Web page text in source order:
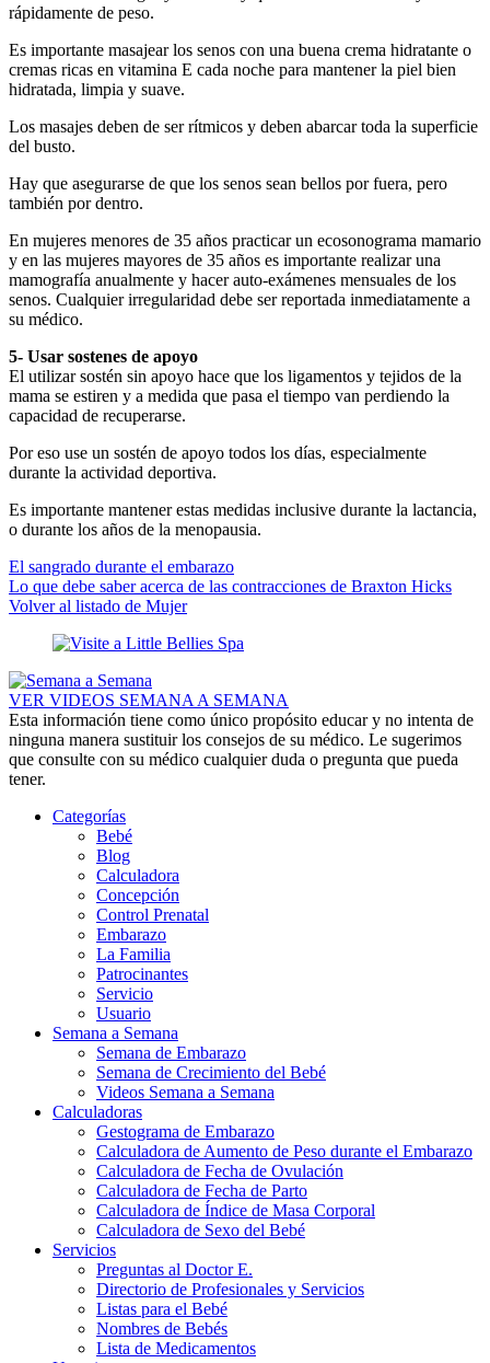
rápidamente de peso.
Es importante masajear los senos con una buena crema hidratante o
cremas ricas en vitamina E cada noche para mantener la piel bien
hidratada, limpia y suave.
Los masajes deben de ser rítmicos y deben abarcar toda la superficie
del busto.
Hay que asegurarse de que los senos sean bellos por fuera, pero
también por dentro.
En mujeres menores de 35 años practicar un ecosonograma mamario
y en las mujeres mayores de 35 años es importante realizar una
mamografía anualmente y hacer auto-exámenes mensuales de los
senos. Cualquier irregularidad debe ser reportada inmediatamente a
su médico.
5- Usar sostenes de apoyo
El utilizar sostén sin apoyo hace que los ligamentos y tejidos de la
mama se estiren y a medida que pasa el tiempo van perdiendo la
capacidad de recuperarse.
Por eso use un sostén de apoyo todos los días, especialmente
durante la actividad deportiva.
Es importante mantener estas medidas inclusive durante la lactancia,
o durante los años de la menopausia.
El sangrado durante el embarazo
Lo que debe saber acerca de las contracciones de Braxton Hicks
Volver al listado de Mujer
VER VIDEOS SEMANA A SEMANA
Esta información tiene como único propósito educar y no intenta de
ninguna manera sustituir los consejos de su médico. Le sugerimos
que consulte con su médico cualquier duda o pregunta que pueda
tener.
Categorías
Bebé
Blog
Calculadora
Concepción
Control Prenatal
Embarazo
La Familia
Patrocinantes
Servicio
Usuario
Semana a Semana
Semana de Embarazo
Semana de Crecimiento del Bebé
Videos Semana a Semana
Calculadoras
Gestograma de Embarazo
Calculadora de Aumento de Peso durante el Embarazo
Calculadora de Fecha de Ovulación
Calculadora de Fecha de Parto
Calculadora de Índice de Masa Corporal
Calculadora de Sexo del Bebé
Servicios
Preguntas al Doctor E.
Directorio de Profesionales y Servicios
Listas para el Bebé
Nombres de Bebés
Lista de Medicamentos